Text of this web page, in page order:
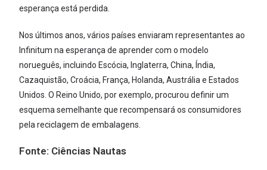
esperança está perdida.
Nos últimos anos, vários países enviaram representantes ao
Infinitum na esperança de aprender com o modelo
norueguês, incluindo Escócia, Inglaterra, China, Índia,
Cazaquistão, Croácia, França, Holanda, Austrália e Estados
Unidos. O Reino Unido, por exemplo, procurou definir um
esquema semelhante que recompensará os consumidores
pela reciclagem de embalagens.
Fonte: Ciências Nautas